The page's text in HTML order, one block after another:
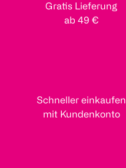
Gratis Lieferung
ab 49 €
Schneller einkaufen
mit Kundenkonto